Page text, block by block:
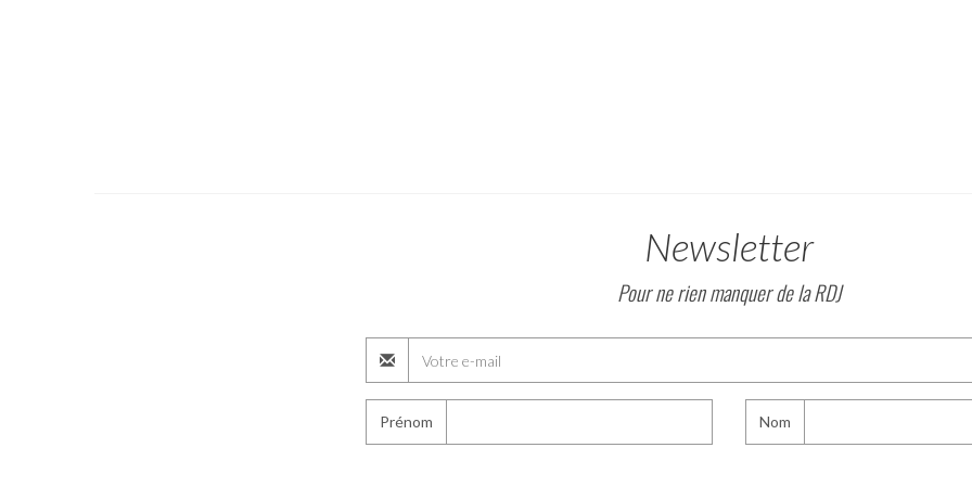
Newsletter
Pour ne rien manquer de la RDJ
Prénom Nom